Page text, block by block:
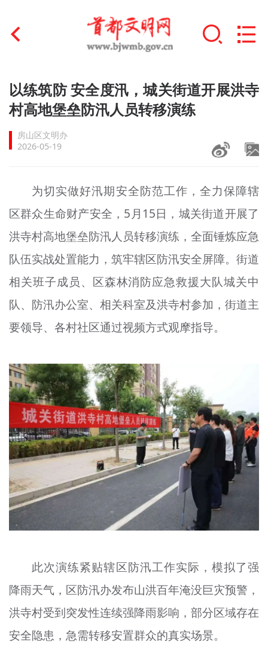
首页
文明创建
文明实践
未成年人思想道德建设
榜样人物
+
身边好人
文明评论
北京宣传文化引导基金
专题
资料库
以练筑防 安全度汛，城关街道开展洪寺
村高地堡垒防汛人员转移演练
房山区文明办
2026-05-19
为切实做好汛期安全防范工作，全力保障辖
区群众生命财产安全，5月15日，城关街道开展了
洪寺村高地堡垒防汛人员转移演练，全面锤炼应急
队伍实战处置能力，筑牢辖区防汛安全屏障。街道
相关班子成员、区森林消防应急救援大队城关中
队、防汛办公室、相关科室及洪寺村参加，街道主
要领导、各村社区通过视频方式观摩指导。
此次演练紧贴辖区防汛工作实际，模拟了强
降雨天气，区防汛办发布山洪百年淹没巨灾预警，
洪寺村受到突发性连续强降雨影响，部分区域存在
安全隐患，急需转移安置群众的真实场景。